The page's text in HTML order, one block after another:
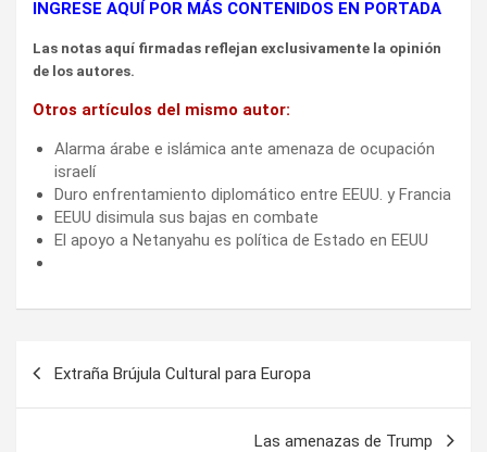
INGRESE AQUÍ POR MÁS CONTENIDOS EN PORTADA
Las notas aquí firmadas reflejan exclusivamente la opinión
de los autores.
Otros artículos del mismo autor:
Alarma árabe e islámica ante amenaza de ocupación
israelí
Duro enfrentamiento diplomático entre EEUU. y Francia
EEUU disimula sus bajas en combate
El apoyo a Netanyahu es política de Estado en EEUU
Extraña Brújula Cultural para Europa
Las amenazas de Trump